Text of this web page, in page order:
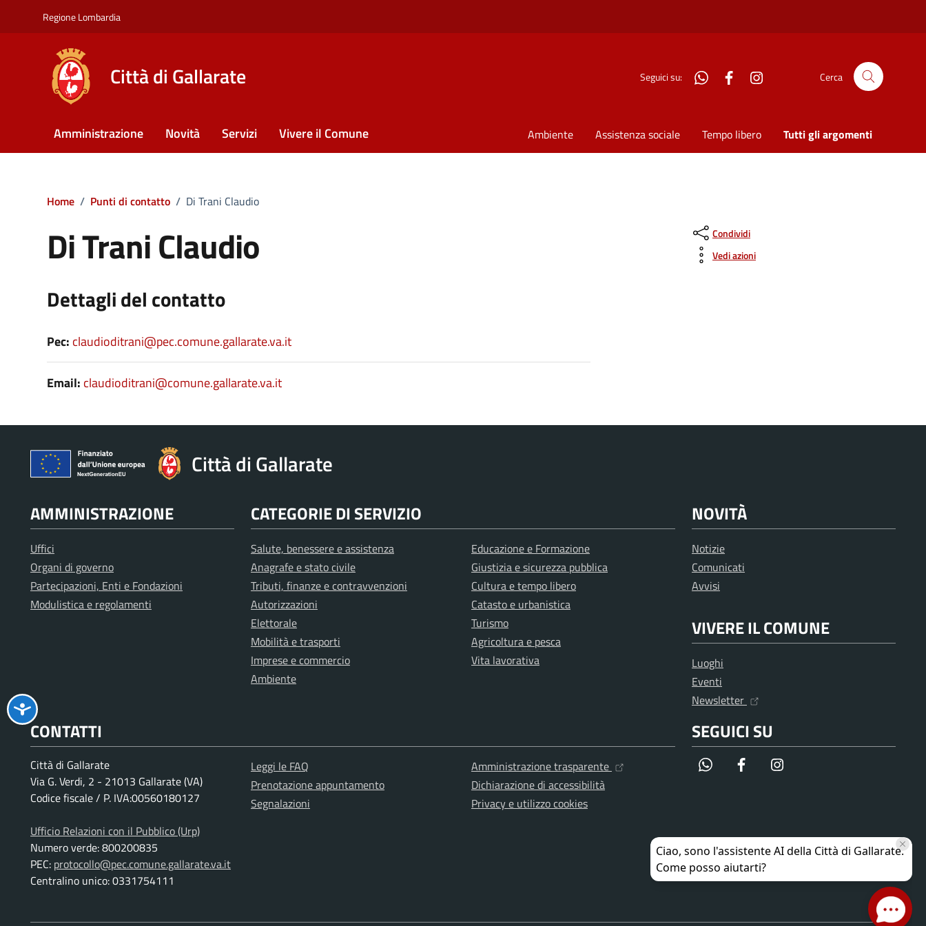
Regione Lombardia
Città di Gallarate Seguici su: WhatsAppFacebook Cerca
Amministrazione Novità Servizi Vivere il Comune Ambiente Assistenza sociale Tempo libero Tutti gli argomenti
Home / Punti di contatto / Di Trani Claudio
Di Trani Claudio
Dettagli del contatto
Pec: claudioditrani@pec.comune.gallarate.va.it
Email: claudioditrani@comune.gallarate.va.it
Condividi
Vedi azioni
Città di Gallarate
AMMINISTRAZIONE
Uffici
Organi di governo
Partecipazioni, Enti e Fondazioni
Modulistica e regolamenti
CATEGORIE DI SERVIZIO
Salute, benessere e assistenza
Anagrafe e stato civile
Tributi, finanze e contravvenzioni
Autorizzazioni
Elettorale
Mobilità e trasporti
Imprese e commercio
Ambiente
Educazione e Formazione
Giustizia e sicurezza pubblica
Cultura e tempo libero
Catasto e urbanistica
Turismo
Agricoltura e pesca
Vita lavorativa
NOVITÀ
Notizie
Comunicati
Avvisi
VIVERE IL COMUNE
Luoghi
Eventi
Newsletter
CONTATTI
Città di Gallarate
Via G. Verdi, 2 - 21013 Gallarate (VA)
Codice fiscale / P. IVA:00560180127
Ufficio Relazioni con il Pubblico (Urp)
Numero verde: 800200835
PEC: protocollo@pec.comune.gallarate.va.it
Centralino unico: 0331754111
Leggi le FAQ
Prenotazione appuntamento
Segnalazioni
Amministrazione trasparente
Dichiarazione di accessibilità
Privacy e utilizzo cookies
SEGUICI SU
WhatsApp Facebook